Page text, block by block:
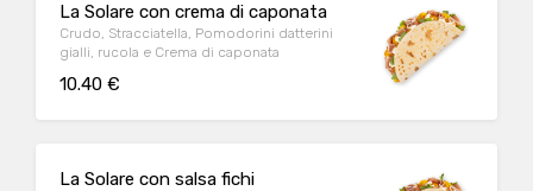
La Solare con crema di caponata
Crudo, Stracciatella, Pomodorini datterini
gialli, rucola e Crema di caponata
10.40 €
La Solare con salsa fichi